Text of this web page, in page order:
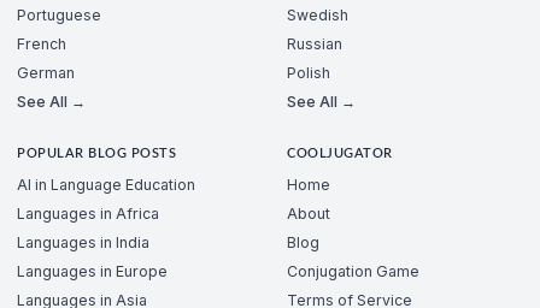
Portuguese
French
German
See All →
Swedish
Russian
Polish
See All →
POPULAR BLOG POSTS
AI in Language Education
Languages in Africa
Languages in India
Languages in Europe
Languages in Asia
COOLJUGATOR
Home
About
Blog
Conjugation Game
Terms of Service